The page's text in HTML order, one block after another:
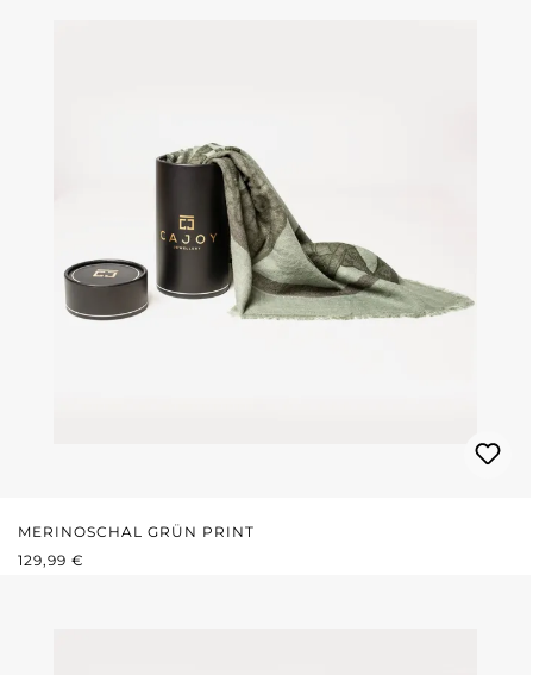
MERINOSCHAL GRÜN PRINT
REGULÄRER PREIS:
129,99 €